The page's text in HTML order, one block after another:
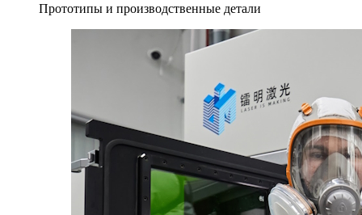
Прототипы и производственные детали